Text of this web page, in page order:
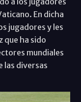
En dicha
jugadores y les
que ha sido
mundiales
las diversas